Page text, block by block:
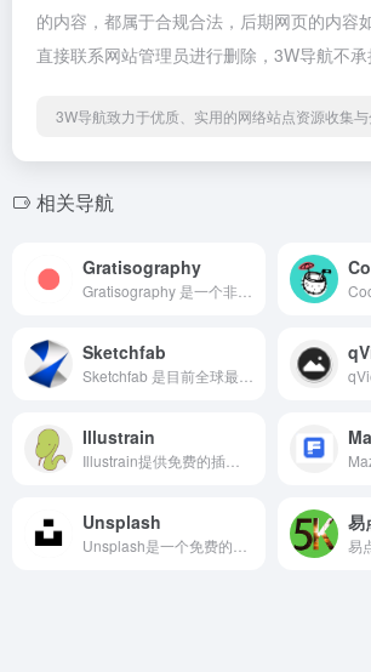
的内容，都属于合规合法，后期网页的内容
直接联系网站管理员进行删除，3W导航不承
3W导航致力于优质、实用的网络站点资源收集与
相关导航
Gratisography
Sketchfab
Illustrain
Unsplash 易